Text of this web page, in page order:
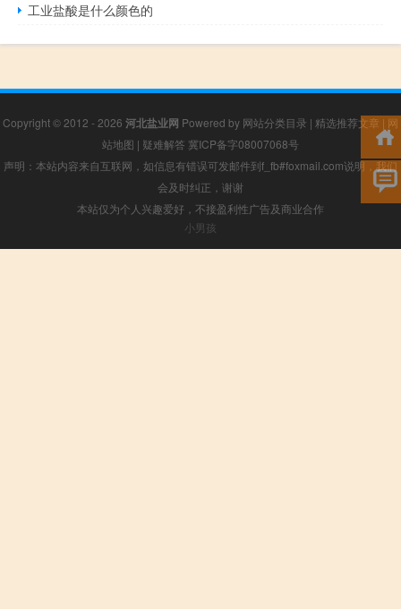
工业盐酸是什么颜色的
Copyright © 2012 - 2026 河北盐业网 Powered by 网站分类目录 | 精选推荐文章 | 网
站地图 | 疑难解答 冀ICP备字08007068号
声明：本站内容来自互联网，如信息有错误可发邮件到f_fb#foxmail.com说明，我们
会及时纠正，谢谢
本站仅为个人兴趣爱好，不接盈利性广告及商业合作
小男孩